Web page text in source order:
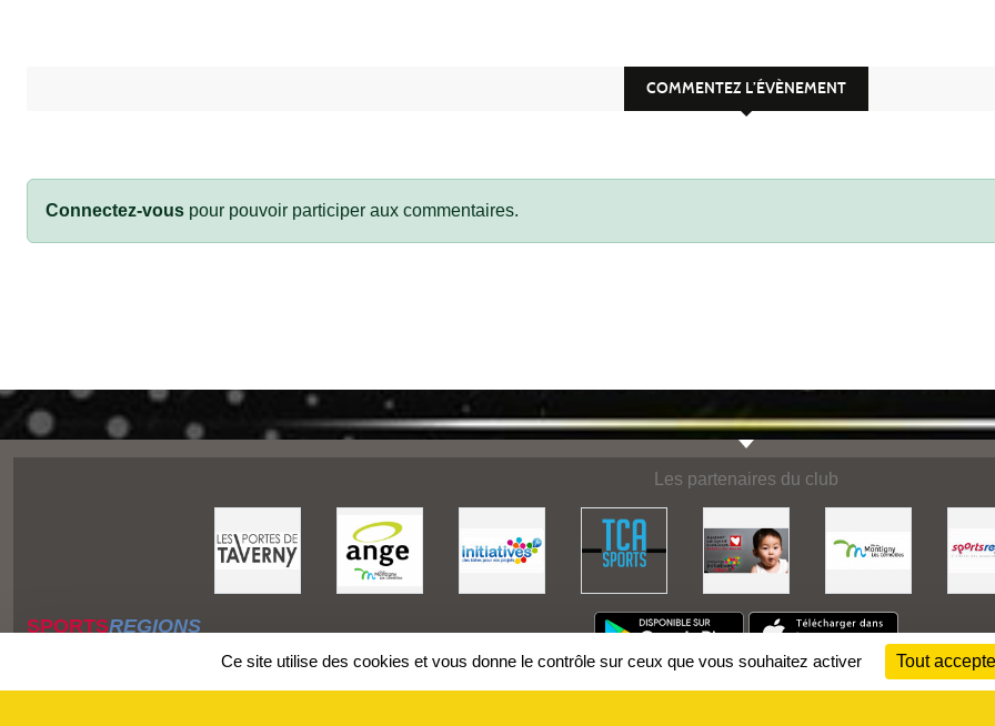
COMMENTEZ L’ÉVÈNEMENT
Connectez-vous pour pouvoir participer aux commentaires.
Les partenaires du club
SPORTSREGIONS
Ce site utilise des cookies et vous donne le contrôle sur ceux que vous souhaitez activer Tout